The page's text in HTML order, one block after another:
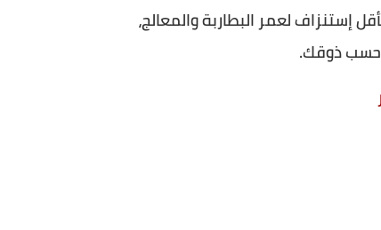
إستنزاف لعمر البطاربة والمعالج،